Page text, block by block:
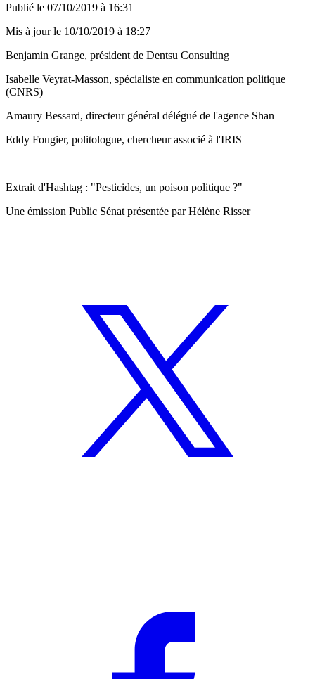
Publié le 07/10/2019 à 16:31
Mis à jour le 10/10/2019 à 18:27
Benjamin Grange, président de Dentsu Consulting
Isabelle Veyrat-Masson, spécialiste en communication politique
(CNRS)
Amaury Bessard, directeur général délégué de l'agence Shan
Eddy Fougier, politologue, chercheur associé à l'IRIS
Extrait d'Hashtag : "Pesticides, un poison politique ?"
Une émission Public Sénat présentée par Hélène Risser